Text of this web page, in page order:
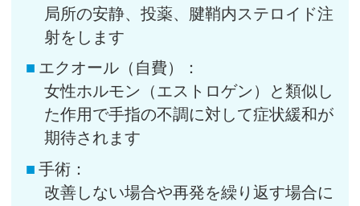
局所の安静、投薬、腱鞘内ステロイド注
射をします
エクオール（自費）：
女性ホルモン（エストロゲン）と類似し
た作用で手指の不調に対して症状緩和が
期待されます
手術：
改善しない場合や再発を繰り返す場合に